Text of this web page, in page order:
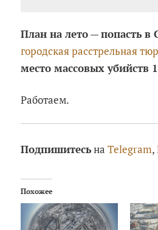
План на лето—попасть в
городская расстрельная
место массовых убийств
Работаем.
ПодпишитесьнаTelegram,
Похожее